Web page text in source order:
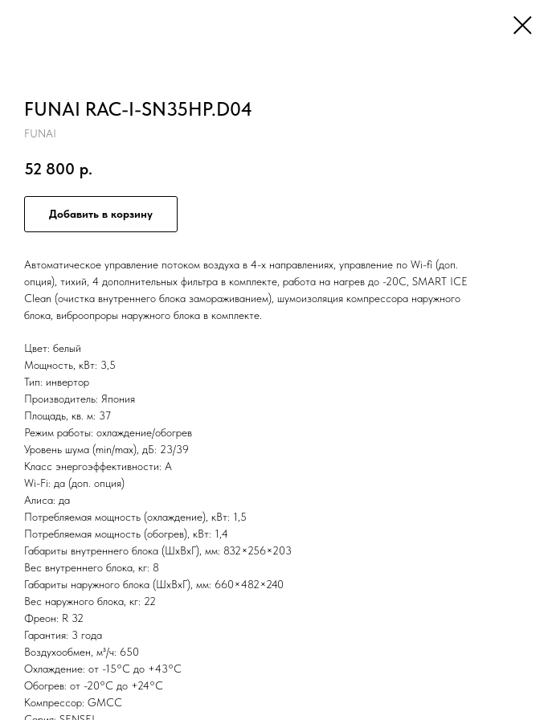
FUNAI RAC-I-SN35HP.D04
FUNAI
52 800 р.
Добавить в корзину
Автоматическое управление потоком воздуха в 4-х направлениях, управление по Wi-fi (доп.
опция), тихий, 4 дополнительных фильтра в комплекте, работа на нагрев до -20С, SMART ICE
Clean (очистка внутреннего блока замораживанием), шумоизоляция компрессора наружного
блока, виброопроры наружного блока в комплекте.
Цвет: белый
Мощность, кВт: 3,5
Тип: инвертор
Производитель: Япония
Площадь, кв. м: 37
Режим работы: охлаждение/обогрев
Уровень шума (min/max), дБ: 23/39
Класс энергоэффективности: А
Wi-Fi: да (доп. опция)
Алиса: да
Потребляемая мощность (охлаждение), кВт: 1,5
Потребляемая мощность (обогрев), кВт: 1,4
Габариты внутреннего блока (ШxВxГ), мм: 832×256×203
Вес внутреннего блока, кг: 8
Габариты наружного блока (ШxВxГ), мм: 660×482×240
Вес наружного блока, кг: 22
Фреон: R 32
Гарантия: 3 года
Воздухообмен, м³/ч: 650
Охлаждение: от -15°С до +43°С
Обогрев: от -20°С до +24°С
Компрессор: GMCC